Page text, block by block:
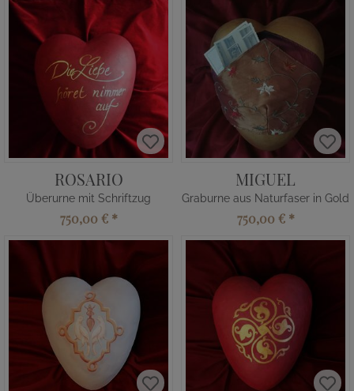
ROSARIO
Überurne mit Schriftzug
750,00 € *
MIGUEL
Graburne aus Naturfaser in Gold
750,00 € *